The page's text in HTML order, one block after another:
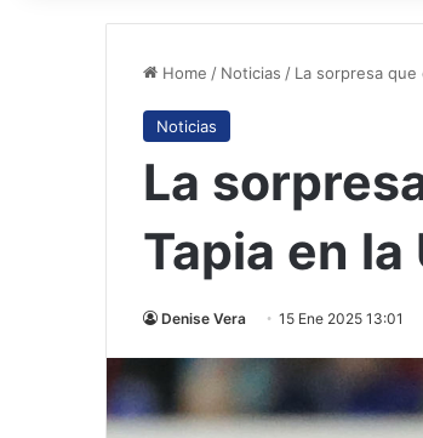
Home / Noticias / La sorpresa que
Noticias
La
Tapia en la
Denise Vera 15 Ene 2025 13:01